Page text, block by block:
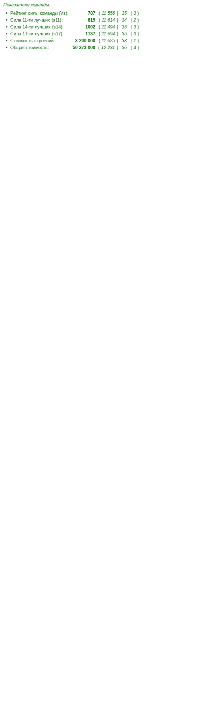
Показатели команды:
• Рейтинг силы команды (Vs): 787 ( 11 556 35 3 )
• Сила 11-ти лучших (s11): 819 ( 11 614 34 2 )
• Сила 14-ти лучших (s14): 1002 ( 11 494 35 3 )
• Сила 17-ти лучших (s17): 1137 ( 11 694 35 3 )
• Стоимость строений: 3 200 000 ( 11 625 33 1 )
• Общая стоимость: 50 373 000 ( 12 231 36 4 )